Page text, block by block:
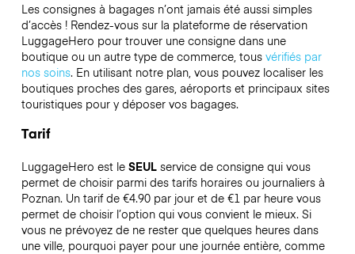
Les consignes à bagages n’ont jamais été aussi simples
d’accès ! Rendez-vous sur la plateforme de réservation
LuggageHero pour trouver une consigne dans une
boutique ou un autre type de commerce, tous vérifiés par
nos soins. En utilisant notre plan, vous pouvez localiser les
boutiques proches des gares, aéroports et principaux sites
touristiques pour y déposer vos bagages.
Tarif
LuggageHero est le SEULservice de consigne qui vous
permet de choisir parmi des tarifs horaires ou journaliers à
Poznan. Un tarif de €4.90 par jour et de €1 par heure vous
permet de choisir l’option qui vous convient le mieux. Si
vous ne prévoyez de ne rester que quelques heures dans
une ville, pourquoi payer pour une journée entière, comme